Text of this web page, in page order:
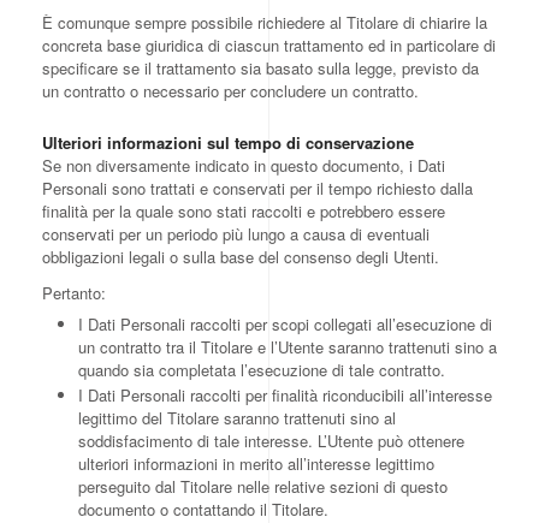
È comunque sempre possibile richiedere al Titolare di chiarire la
concreta base giuridica di ciascun trattamento ed in particolare di
specificare se il trattamento sia basato sulla legge, previsto da
un contratto o necessario per concludere un contratto.
Ulteriori informazioni sul tempo di conservazione
Se non diversamente indicato in questo documento, i Dati
Personali sono trattati e conservati per il tempo richiesto dalla
finalità per la quale sono stati raccolti e potrebbero essere
conservati per un periodo più lungo a causa di eventuali
obbligazioni legali o sulla base del consenso degli Utenti.
Pertanto:
I Dati Personali raccolti per scopi collegati all’esecuzione di
un contratto tra il Titolare e l’Utente saranno trattenuti sino a
quando sia completata l’esecuzione di tale contratto.
I Dati Personali raccolti per finalità riconducibili all’interesse
legittimo del Titolare saranno trattenuti sino al
soddisfacimento di tale interesse. L’Utente può ottenere
ulteriori informazioni in merito all’interesse legittimo
perseguito dal Titolare nelle relative sezioni di questo
documento o contattando il Titolare.